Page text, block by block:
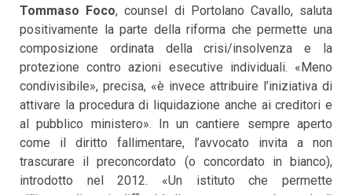
Tommaso Foco, counsel di Portolano Cavallo, saluta
positivamente la parte della riforma che permette una
composizione ordinata della crisi/insolvenza e la
protezione contro azioni esecutive individuali. «Meno
condivisibile», precisa, «è invece attribuire l’iniziativa di
attivare la procedura di liquidazione anche ai creditori e
al pubblico ministero». In un cantiere sempre aperto
come il diritto fallimentare, l’avvocato invita a non
trascurare il preconcordato (o concordato in bianco),
introdotto nel 2012. «Un istituto che permette